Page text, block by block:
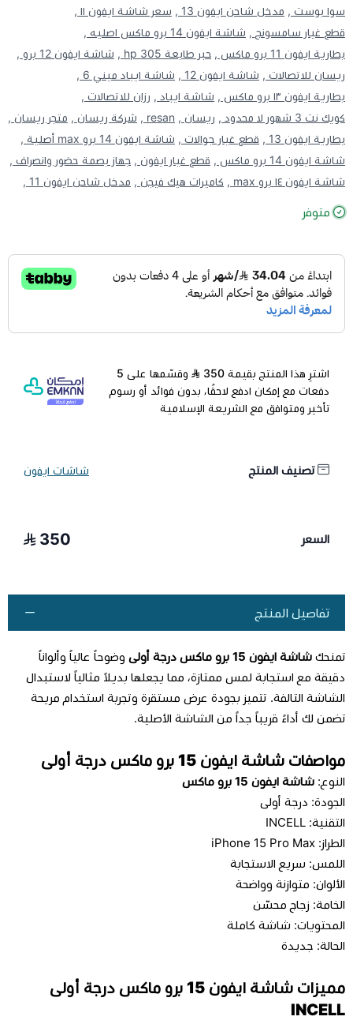
سوا بوست , مدخل شاحن ايفون 13 ,
سعر شاشة ايفون ١١ ,
قطع غيار سامسونج , شاشة ايفون 14 برو ماكس اصليه ,
بطارية ايفون 11 برو ماكس ,
حبر طابعة hp 305 ,
شاشة ايفون 12 برو ,
ريسان للاتصالات , شاشة ايفون 12 ,
شاشة ايباد ميني 6 ,
بطارية ايفون ١٣ برو ماكس ,
شاشة ايباد , رزان للاتصالات ,
كويك نت 3 شهور لا محدود ,
ريسان , resan , شركة ريسان , متجر ريسان ,
بطارية ايفون 13 ,
قطع غيار جوالات , شاشة ايفون 14 برو max أصلية ,
شاشة ايفون 14 برو ماكس ,
قطع غيار ايفون , جهاز بصمة حضور وانصراف ,
شاشة ايفون ١٤ برو max ,
كاميرات هيك فيجن , مدخل شاحن ايفون 11 ,
متوفر
اشترِ هذا المنتج بقيمة 350
وقسّمها على 5
دفعات مع إمكان ادفع لاحقًا، بدون فوائد أو رسوم
تأخير ومتوافق مع الشريعة الإسلامية
تصنيف المنتج شاشات ايفون
السعر 350
تفاصيل المنتج
تمنحك شاشة ايفون 15 برو ماكس درجة أولى
وضوحاً عالياً وألواناً
دقيقة مع استجابة لمس ممتازة، مما يجعلها بديلاً مثالياً لاستبدال
الشاشة التالفة. تتميز بجودة عرض مستقرة وتجربة استخدام مريحة
تضمن لك أداءً قريباً جداً من الشاشة الأصلية.
مواصفات شاشة ايفون 15 برو ماكس درجة أولى
النوع: شاشة ايفون 15 برو ماكس
الجودة: درجة أولى
التقنية: INCELL
الطراز: iPhone 15 Pro Max
اللمس: سريع الاستجابة
الألوان: متوازنة وواضحة
الخامة: زجاج محسّن
المحتويات: شاشة كاملة
الحالة: جديدة
مميزات شاشة ايفون 15 برو ماكس درجة أولى
INCELL